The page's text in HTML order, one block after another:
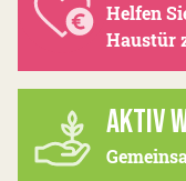
Helfen
Haustür
AKTIV